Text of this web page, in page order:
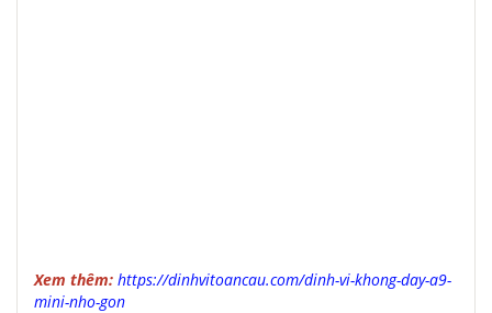
Xem thêm: https://dinhvitoancau.com/dinh-vi-khong-day-a9-
mini-nho-gon